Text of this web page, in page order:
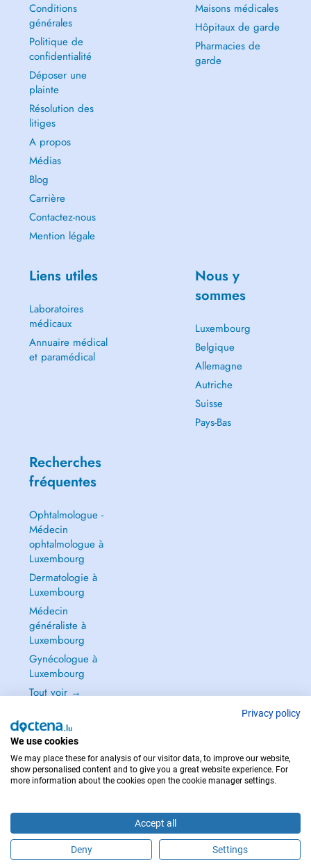
Conditions
générales
Politique de
confidentialité
Déposer une
plainte
Résolution des
litiges
A propos
Médias
Blog
Carrière
Contactez-nous
Mention légale
Maisons médicales
Hôpitaux de garde
Pharmacies de
garde
Liens utiles
Laboratoires
médicaux
Annuaire médical
et paramédical
Nous y
sommes
Luxembourg
Belgique
Allemagne
Autriche
Suisse
Pays-Bas
Recherches
fréquentes
Ophtalmologue -
Médecin
ophtalmologue à
Luxembourg
Dermatologie à
Luxembourg
Médecin
généraliste à
Luxembourg
Gynécologue à
Luxembourg
Tout voir →
POUR LES URGENCES, CONSULTEZ : 112
Copyright © 2026 - DOCTENA S.A. 42, Rue de la Vallée, L-2661 Luxembourg
Privacy policy
We use cookies
We may place these for analysis of our visitor data, to improve our website,
show personalised content and to give you a great website experience. For
more information about the cookies open the cookie manager settings.
Accept all
Deny Settings